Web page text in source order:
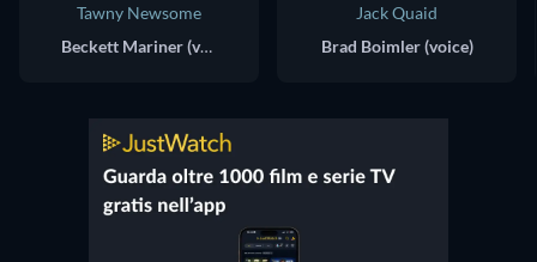
Tawny Newsome
Beckett Mariner (voice)
Jack Quaid
Brad Boimler (voice)